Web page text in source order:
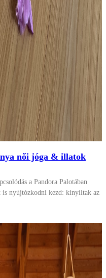
női jóga & illatok
a Pandora Palotában
is nyújtózkodni kezd: kinyíltak